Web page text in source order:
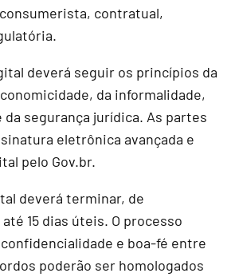
contratual,
deverá seguir os princípios da
da informalidade,
da segurança jurídica. As partes
eletrônica avançada e
pelo Gov.br.
deverá terminar, de
15 dias úteis. O processo
e boa-fé entre
poderão ser homologados